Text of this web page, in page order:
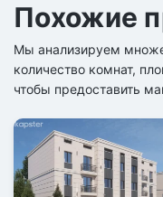
Похожие
Мы анализируем
количество комнат,
чтобы предоставить